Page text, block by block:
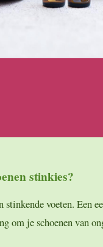
stinkies?
voeten. Een
om je schoenen van